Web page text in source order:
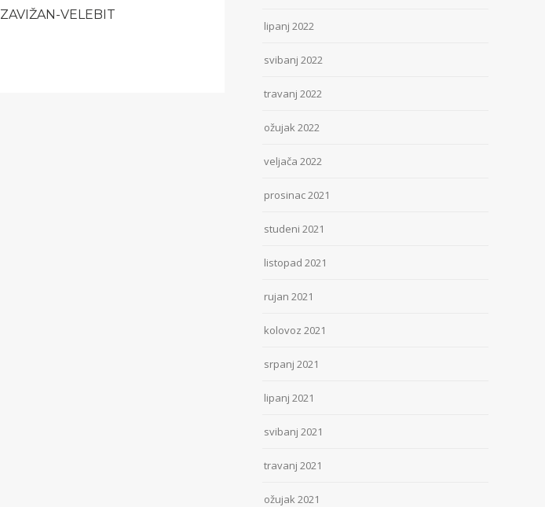
ZAVIŽAN-VELEBIT
lipanj 2022
svibanj 2022
travanj 2022
ožujak 2022
veljača 2022
prosinac 2021
studeni 2021
listopad 2021
rujan 2021
kolovoz 2021
srpanj 2021
lipanj 2021
svibanj 2021
travanj 2021
ožujak 2021